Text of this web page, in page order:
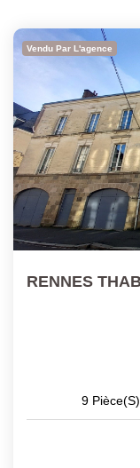
Vendu Par L'agence
9 Pièce(s)